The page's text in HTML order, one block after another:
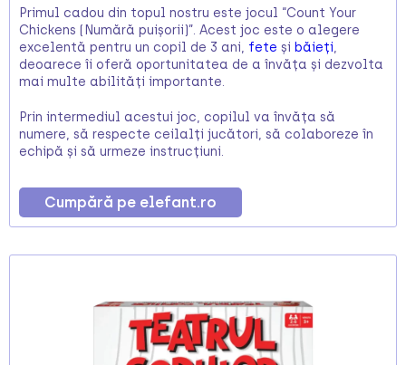
Primul cadou din topul nostru este jocul “Count Your
Chickens (Numără puișorii)”. Acest joc este o alegere
excelentă pentru un copil de 3 ani, fete și băieți,
deoarece îi oferă oportunitatea de a învăța și dezvolta
mai multe abilități importante.
Prin intermediul acestui joc, copilul va învăța să
numere, să respecte ceilalți jucători, să colaboreze în
echipă și să urmeze instrucțiuni.
Cumpără pe elefant.ro